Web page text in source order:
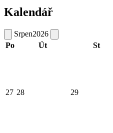
Kalendář
Srpen2026
Po
Út St
27 28 29